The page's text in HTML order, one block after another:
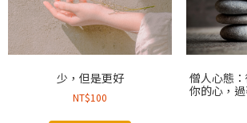
少，但是更好
NT$100
僧人心態
你的心，